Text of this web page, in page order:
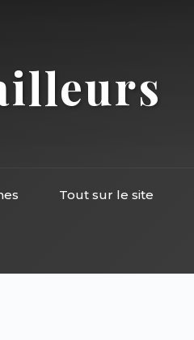
Tout sur le site